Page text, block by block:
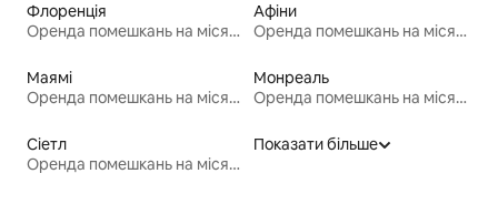
Флоренція
Оренда помешкань на місяць
Афіни
Оренда помешкань на місяць
Маямі
Оренда помешкань на місяць
Монреаль
Оренда помешкань на місяць
Сіетл
Оренда помешкань на місяць
Показати більше